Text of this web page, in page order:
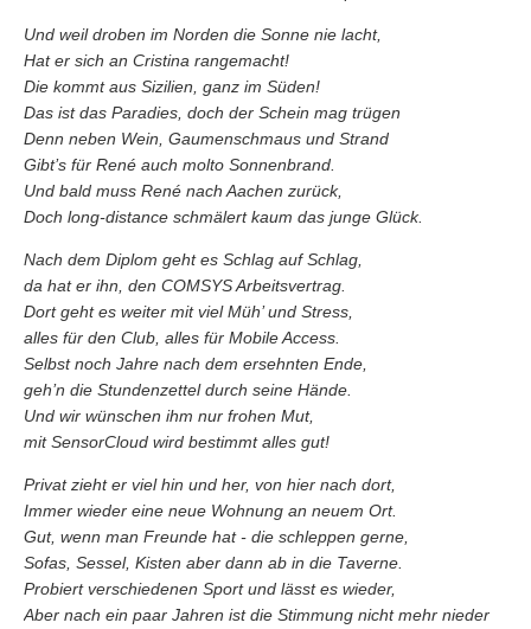
Und weil droben im Norden die Sonne nie lacht,
Hat er sich an Cristina rangemacht!
Die kommt aus Sizilien, ganz im Süden!
Das ist das Paradies, doch der Schein mag trügen
Denn neben Wein, Gaumenschmaus und Strand
Gibt’s für René auch molto Sonnenbrand.
Und bald muss René nach Aachen zurück,
Doch long-distance schmälert kaum das junge Glück.
Nach dem Diplom geht es Schlag auf Schlag,
da hat er ihn, den COMSYS Arbeitsvertrag.
Dort geht es weiter mit viel Müh’ und Stress,
alles für den Club, alles für Mobile Access.
Selbst noch Jahre nach dem ersehnten Ende,
geh’n die Stundenzettel durch seine Hände.
Und wir wünschen ihm nur frohen Mut,
mit SensorCloud wird bestimmt alles gut!
Privat zieht er viel hin und her, von hier nach dort,
Immer wieder eine neue Wohnung an neuem Ort.
Gut, wenn man Freunde hat - die schleppen gerne,
Sofas, Sessel, Kisten aber dann ab in die Taverne.
Probiert verschiedenen Sport und lässt es wieder,
Aber nach ein paar Jahren ist die Stimmung nicht mehr nieder